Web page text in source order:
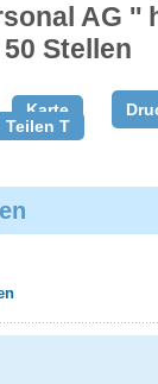
AG ''
Stellen
Karte
Teilen T